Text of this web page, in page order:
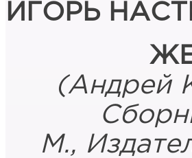
ИГОРЬ
(Андрей
М.,